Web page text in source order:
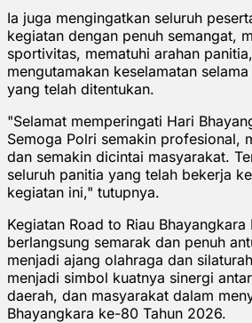
Ia juga mengingatkan seluruh
kegiatan dengan penuh semangat,
sportivitas, mematuhi arahan
mengutamakan keselamatan
yang telah ditentukan.
"Selamat memperingati Hari
Semoga Polri semakin profesional,
dan semakin dicintai masyarakat.
seluruh panitia yang telah bekerja
kegiatan ini," tutupnya.
Kegiatan Road to Riau Bhayangkara
berlangsung semarak dan penuh
menjadi ajang olahraga dan
menjadi simbol kuatnya sinergi
daerah, dan masyarakat dalam
Bhayangkara ke-80 Tahun 2026.